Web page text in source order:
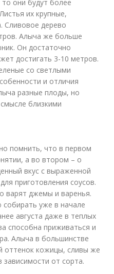
они будут более
их крупные,
Сливовое дерево
Алыча же больше
Он достаточно
достигать 3-10 метров.
со светлыми
и отличия
разные плоды, но
близкими
помнить, что в первом
а во втором – о
вкус с выраженной
приготовления соусов.
варят джемы и варенья.
уже в начале
августа даже в теплых
способна приживаться и
Алыча в большинстве
оттенок кожицы, сливы же
зависимости от сорта.